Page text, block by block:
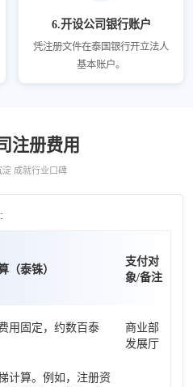
6.开设公司银行账户
凭注册文件在泰国银行开立法人
基本账户。
注册费用
淀 成就行业口碑
（泰铢）
支付对
象/备注
用固定，约数百泰
商业部
发展厅
计算。例如，注册资